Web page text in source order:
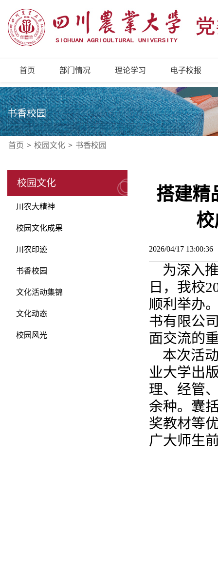
首页 部门情况 理论学习 电子校报
书香校园
首页 > 校园文化 > 书香校园
校园文化
川农大精神
校园文化成果
川农印迹
书香校园
文化活动集锦
文化动态
校园风光
搭建精
2026/04/17
为深入
日，我校
顺利举办
书有限公
面交流的
本次活
业大学出
理、经管
余种。囊
奖教材等
广大师生